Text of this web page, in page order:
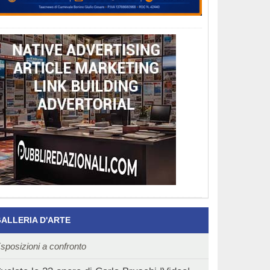
D'ARTE
a confronto